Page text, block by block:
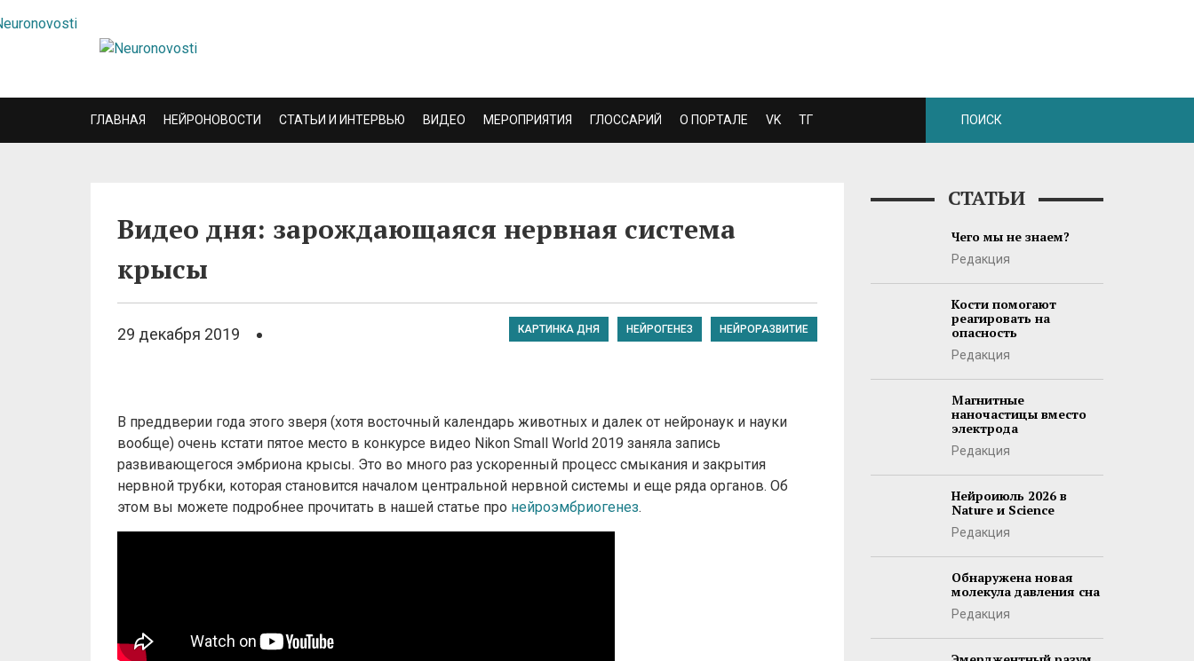
ГЛАВНАЯ НЕЙРОНОВОСТИ СТАТЬИ И ИНТЕРВЬЮ ВИДЕО МЕРОПРИЯТИЯ ГЛОССАРИЙ О ПОРТАЛЕ VK ТГ
Видео дня: зарождающаяся нервная система
крысы
29 декабря 2019 КАРТИНКА ДНЯ НЕЙРОГЕНЕЗ НЕЙРОРАЗВИТИЕ
В преддверии года этого зверя (хотя восточный календарь животных и далек от нейронаук и науки
вообще) очень кстати пятое место в конкурсе видео Nikon Small World 2019 заняла запись
развивающегося эмбриона крысы. Это во много раз ускоренный процесс смыкания и закрытия
нервной трубки, которая становится началом центральной нервной системы и еще ряда органов. Об
этом вы можете подробнее прочитать в нашей статье про нейроэмбриогенез.
СТАТЬИ
Чего мы не знаем?
Редакция
Кости помогают
реагировать на
опасность
Редакция
Магнитные
наночастицы вместо
электрода
Редакция
Нейроиюль 2026 в
Nature и Science
Редакция
Обнаружена новая
молекула давления сна
Редакция